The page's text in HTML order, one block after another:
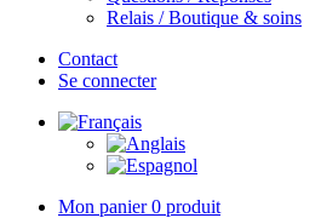
Relais / Boutique & soins
Contact
Se connecter
Mon panier0 produit